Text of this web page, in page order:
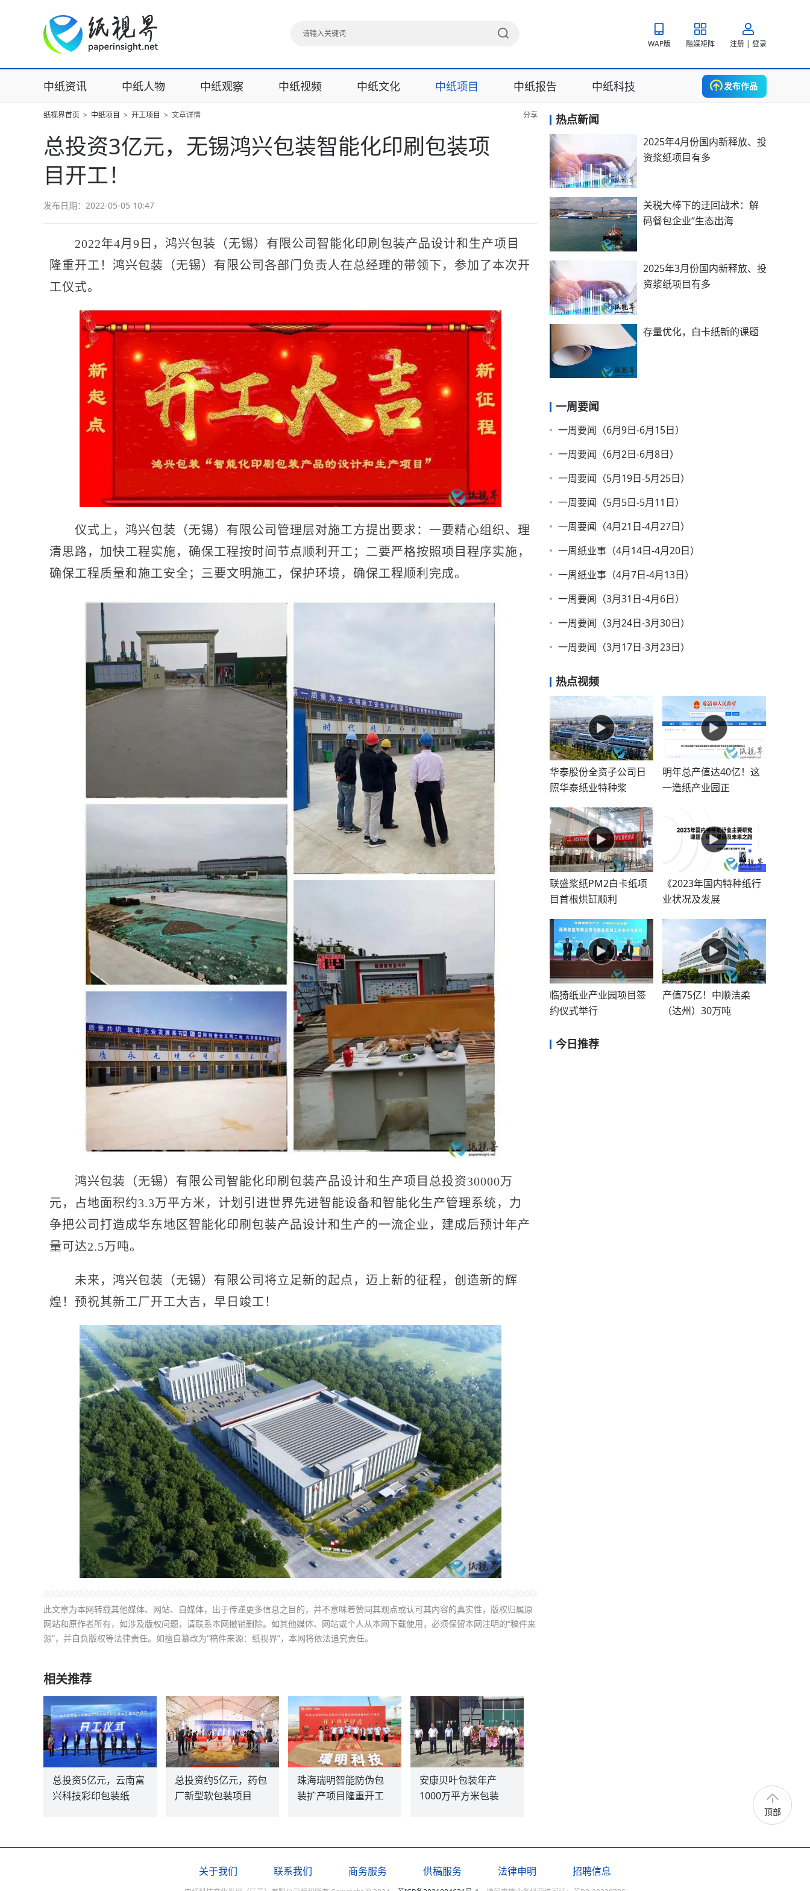
WAP版 融媒矩阵 注册 | 登录
中纸资讯 中纸人物 中纸观察 中纸视频 中纸文化 中纸项目 中纸报告 中纸科技 发布作品
纸视界首页 > 中纸项目 > 开工项目 > 文章详情 分享
总投资3亿元，无锡鸿兴包装智能化印刷包装项
目开工！
发布日期：2022-05-05 10:47
2022年4月9日，鸿兴包装（无锡）有限公司智能化印刷包装产品设计和生产项目
隆重开工！鸿兴包装（无锡）有限公司各部门负责人在总经理的带领下，参加了本次开
工仪式。
仪式上，鸿兴包装（无锡）有限公司管理层对施工方提出要求：一要精心组织、理
清思路，加快工程实施，确保工程按时间节点顺利开工；二要严格按照项目程序实施，
确保工程质量和施工安全；三要文明施工，保护环境，确保工程顺利完成。
鸿兴包装（无锡）有限公司智能化印刷包装产品设计和生产项目总投资30000万
元，占地面积约3.3万平方米，计划引进世界先进智能设备和智能化生产管理系统，力
争把公司打造成华东地区智能化印刷包装产品设计和生产的一流企业，建成后预计年产
量可达2.5万吨。
未来，鸿兴包装（无锡）有限公司将立足新的起点，迈上新的征程，创造新的辉
煌！预祝其新工厂开工大吉，早日竣工！
此文章为本网转载其他媒体、网站、自媒体，出于传递更多信息之目的，并不意味着赞同其观点或认可其内容的真实性，版权归属原
网站和原作者所有，如涉及版权问题，请联系本网撤销删除。如其他媒体、网站或个人从本网下载使用，必须保留本网注明的“稿件来
源”，并自负版权等法律责任。如擅自篡改为“稿件来源：纸视界”，本网将依法追究责任。
相关推荐
总投资5亿元，云南富
兴科技彩印包装纸
总投资约5亿元，药包
厂新型软包装项目
珠海瑞明智能防伪包
装扩产项目隆重开工
安康贝叶包装年产
1000万平方米包装
热点新闻
2025年4月份国内新释放、投
资浆纸项目有多
关税大棒下的迂回战术：解
码餐包企业“生态出海
2025年3月份国内新释放、投
资浆纸项目有多
存量优化，白卡纸新的课题
一周要闻
一周要闻（6月9日-6月15日）
一周要闻（6月2日-6月8日）
一周要闻（5月19日-5月25日）
一周要闻（5月5日-5月11日）
一周要闻（4月21日-4月27日）
一周纸业事（4月14日-4月20日）
一周纸业事（4月7日-4月13日）
一周要闻（3月31日-4月6日）
一周要闻（3月24日-3月30日）
一周要闻（3月17日-3月23日）
热点视频
华泰股份全资子公司日
照华泰纸业特种浆
明年总产值达40亿！这
一造纸产业园正
联盛浆纸PM2白卡纸项
目首根烘缸顺利
《2023年国内特种纸行
业状况及发展
临猗纸业产业园项目签
约仪式举行
产值75亿！中顺洁柔
（达州）30万吨
今日推荐
关于我们 联系我们 商务服务 供稿服务 法律申明 招聘信息
顶部